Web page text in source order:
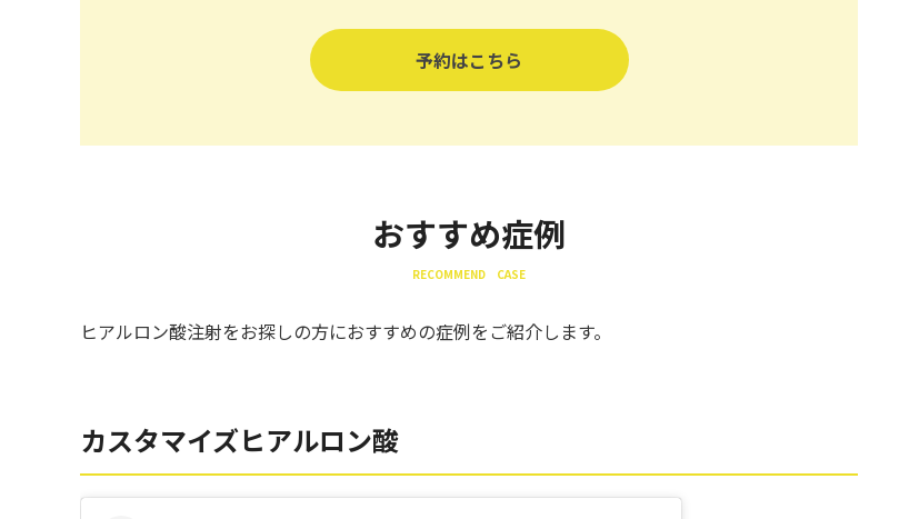
予約はこちら
おすすめ症例
RECOMMEND CASE
ヒアルロン酸注射をお探しの方におすすめの症例をご紹介します。
カスタマイズヒアルロン酸